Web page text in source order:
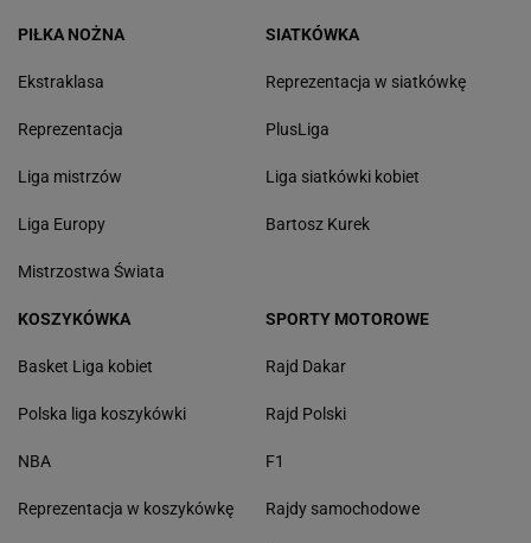
PIŁKA NOŻNA
Ekstraklasa
Reprezentacja
Liga mistrzów
Liga Europy
Mistrzostwa Świata
SIATKÓWKA
Reprezentacja w siatkówkę
PlusLiga
Liga siatkówki kobiet
Bartosz Kurek
KOSZYKÓWKA
Basket Liga kobiet
Polska liga koszykówki
NBA
Reprezentacja w koszykówkę
SPORTY MOTOROWE
Rajd Dakar
Rajd Polski
F1
Rajdy samochodowe